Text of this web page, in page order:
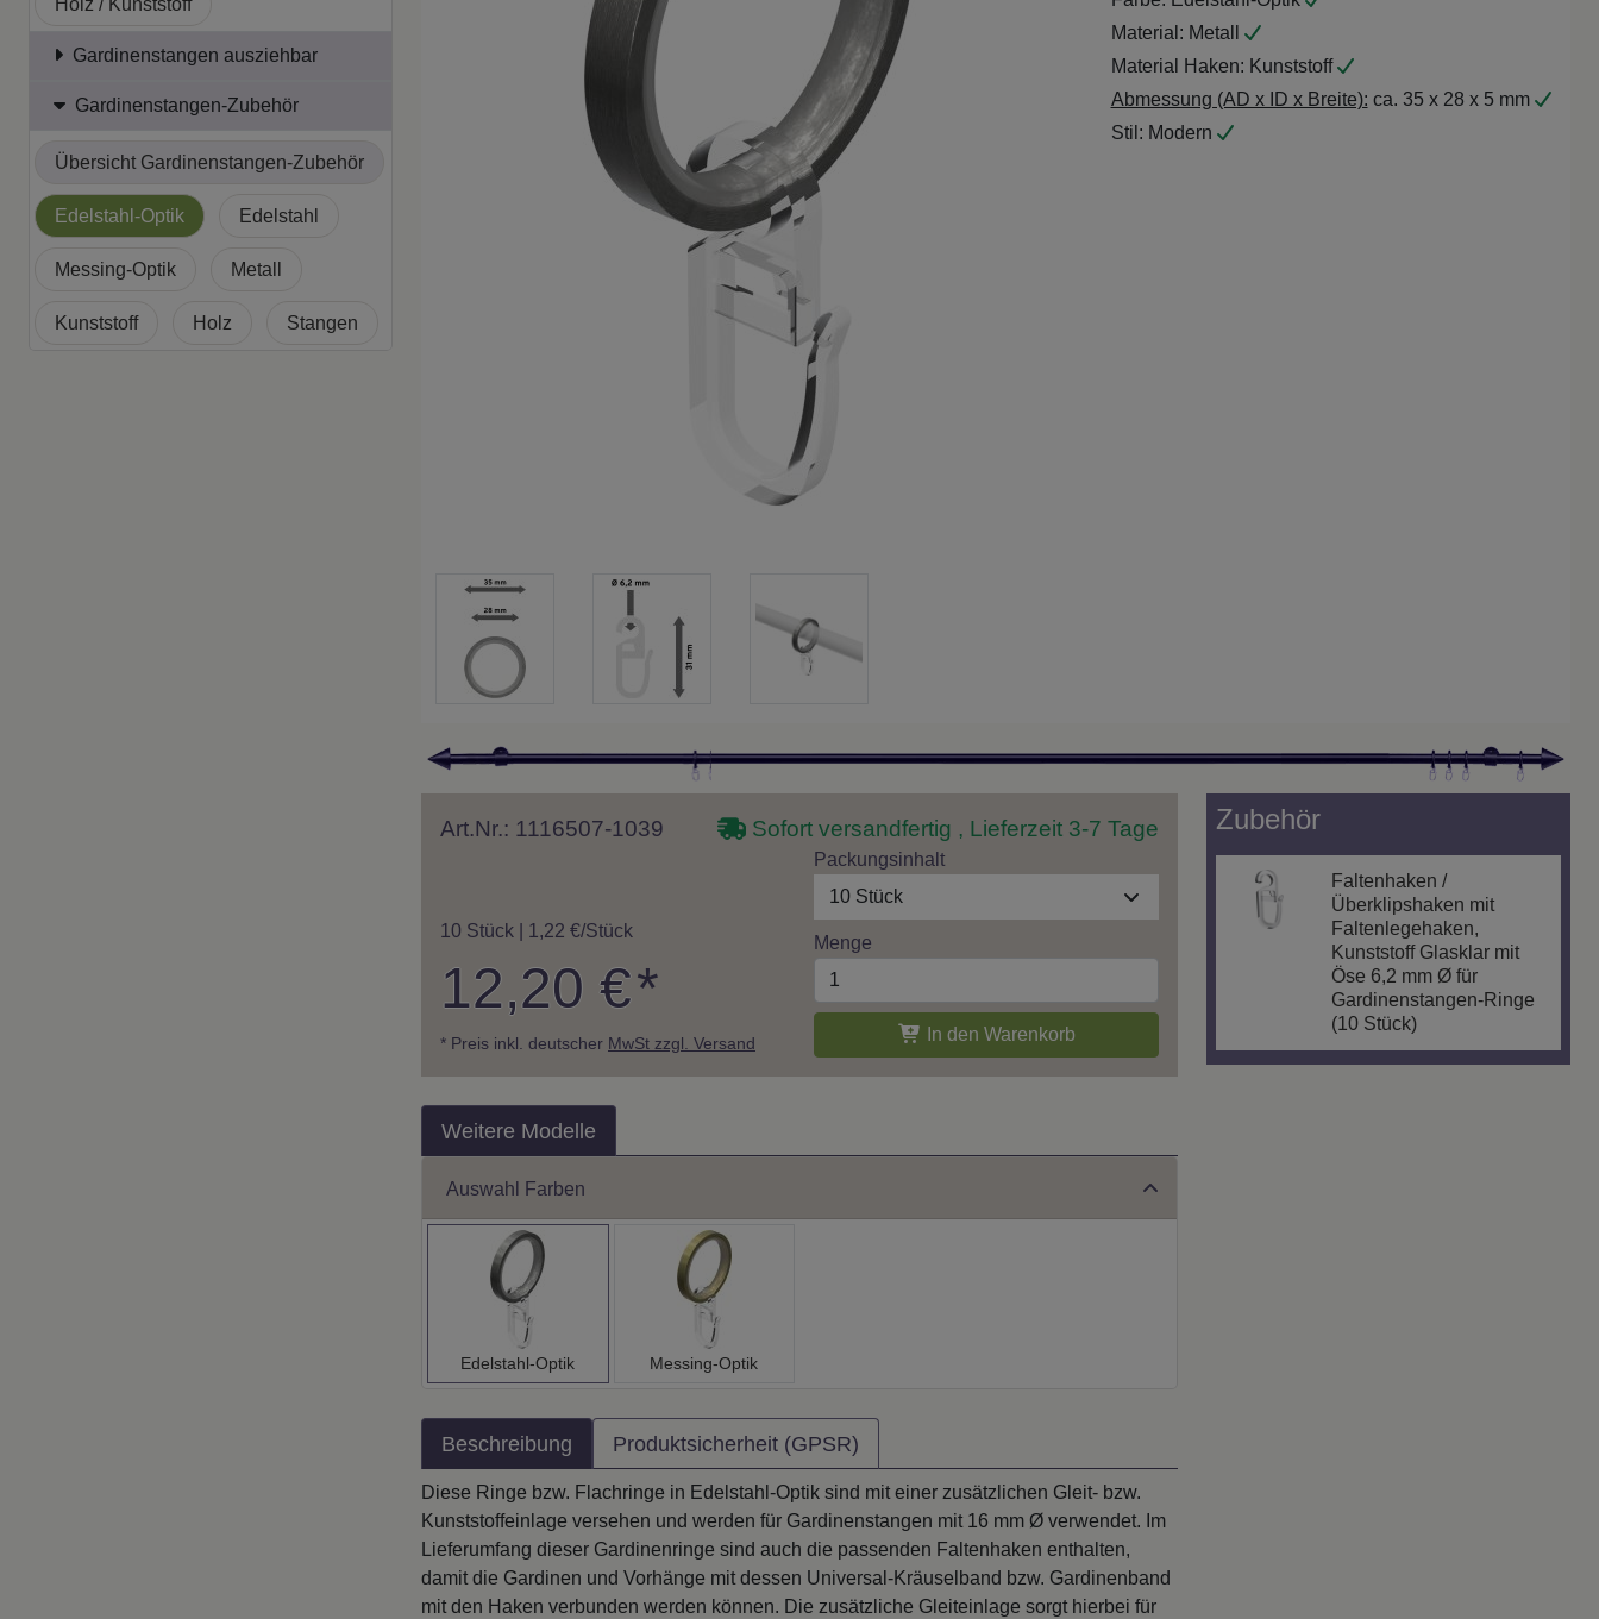
Holz / Kunststoff
Gardinenstangen ausziehbar
Gardinenstangen-Zubehör
Übersicht Gardinenstangen-Zubehör
Edelstahl-Optik Edelstahl
Messing-Optik Metall
Kunststoff Holz Stangen
Material: Metall
Material Haken: Kunststoff
Abmessung (AD x ID x Breite): ca. 35 x 28 x 5 mm
Stil: Modern
Art.Nr.: 1116507-1039 Sofort versandfertig , Lieferzeit 3-7 Tage
10 Stück | 1,22 €/Stück
12,20 €*
* Preis inkl. deutscher MwSt zzgl. Versand
Packungsinhalt
10 Stück
Menge
In den Warenkorb
Weitere Modelle
Auswahl Farben
Edelstahl-Optik Messing-Optik
Beschreibung Produktsicherheit (GPSR)
Diese Ringe bzw. Flachringe in Edelstahl-Optik sind mit einer zusätzlichen Gleit- bzw.
Kunststoffeinlage versehen und werden für Gardinenstangen mit 16 mm Ø verwendet. Im
Lieferumfang dieser Gardinenringe sind auch die passenden Faltenhaken enthalten,
damit die Gardinen und Vorhänge mit dessen Universal-Kräuselband bzw. Gardinenband
mit den Haken verbunden werden können. Die zusätzliche Gleiteinlage sorgt hierbei für
Zubehör
Faltenhaken /
Überklipshaken mit
Faltenlegehaken,
Kunststoff Glasklar mit
Öse 6,2 mm Ø für
Gardinenstangen-Ringe
(10 Stück)